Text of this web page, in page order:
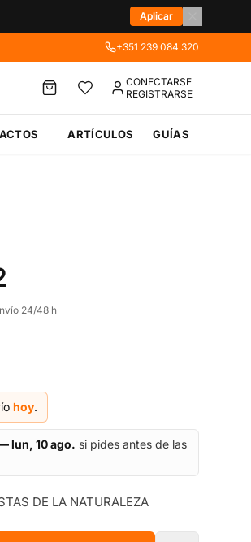
Aplicar
+351 239 084 320
CONECTARSE
REGISTRARSE
ARTÍCULOS GUÍAS
24/48 h
hoy.
lun, 10 ago. si pides antes de las
DE LA NATURALEZA